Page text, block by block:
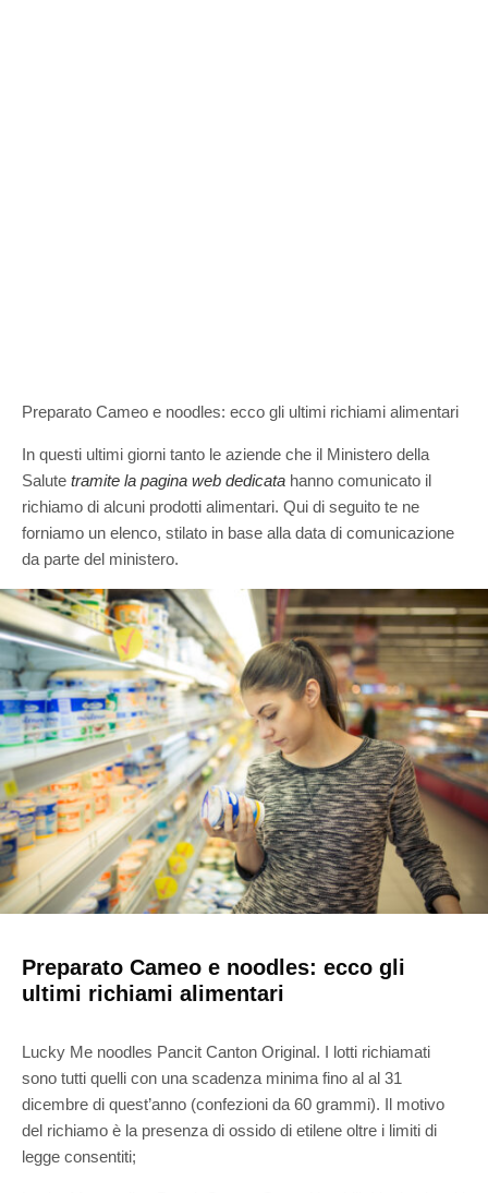
Preparato Cameo e noodles: ecco gli ultimi richiami alimentari
In questi ultimi giorni tanto le aziende che il Ministero della
Salute tramite la pagina web dedicata hanno comunicato il
richiamo di alcuni prodotti alimentari. Qui di seguito te ne
forniamo un elenco, stilato in base alla data di comunicazione
da parte del ministero.
Preparato Cameo e noodles: ecco gli
ultimi richiami alimentari
Lucky Me noodles Pancit Canton Original. I lotti richiamati
sono tutti quelli con una scadenza minima fino al al 31
dicembre di quest’anno (confezioni da 60 grammi). Il motivo
del richiamo è la presenza di ossido di etilene oltre i limiti di
legge consentiti;